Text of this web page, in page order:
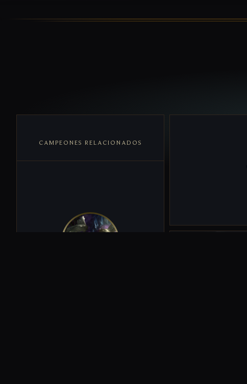
CAMPEONES RELACIONADOS